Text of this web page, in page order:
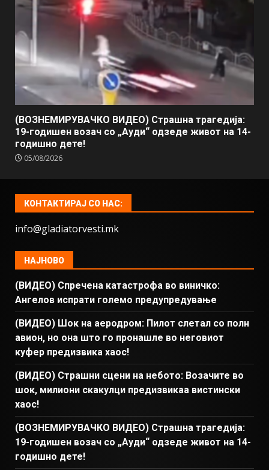
(ВОЗНЕМИРУВАЧКО ВИДЕО) Страшна трагедија:
19-годишен возач со „Ауди“ одзеде живот на 14-
годишно дете!
05/08/2026
КОНТАКТИРАЈ СО НАС:
info@gladiatorvesti.mk
НАЈНОВО
(ВИДЕО) Спречена катастрофа во виничко:
Ангелов испрати големо предупредување
(ВИДЕО) Шок на аеродром: Пилот слетал со полн
авион, но она што го пронашле во неговиот
куфер предизвика хаос!
(ВИДЕО) Страшни сцени на небото: Возачите во
шок, милиони скакулци предизвикаа вистински
хаос!
(ВОЗНЕМИРУВАЧКО ВИДЕО) Страшна трагедија:
19-годишен возач со „Ауди“ одзеде живот на 14-
годишно дете!